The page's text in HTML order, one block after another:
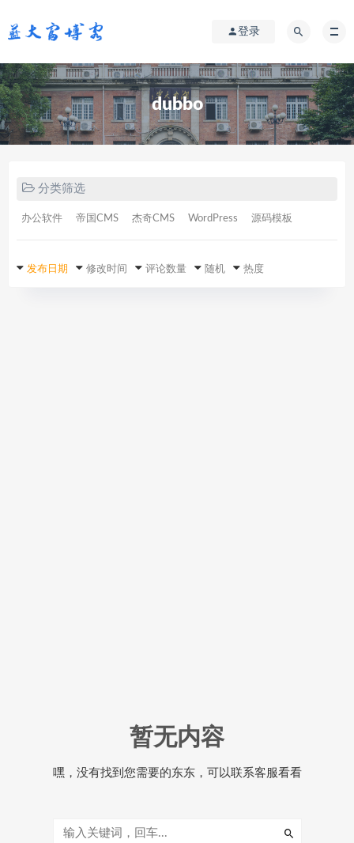
登录
dubbo
分类筛选
办公软件 帝国CMS 杰奇CMS WordPress 源码模板
发布日期 修改时间 评论数量 随机 热度
暂无内容
嘿，没有找到您需要的东东，可以联系客服看看